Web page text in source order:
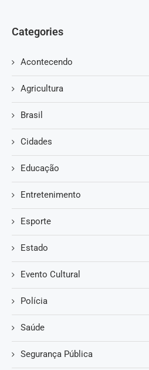
Categories
Acontecendo
Agricultura
Brasil
Cidades
Educação
Entretenimento
Esporte
Estado
Evento Cultural
Polícia
Saúde
Segurança Pública